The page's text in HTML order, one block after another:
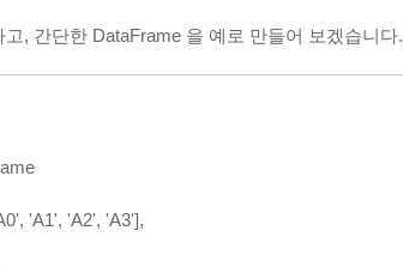
, 간단한 DataFrame 을 예로 만들어 보겠습니다.
'A1', 'A2', 'A3'],